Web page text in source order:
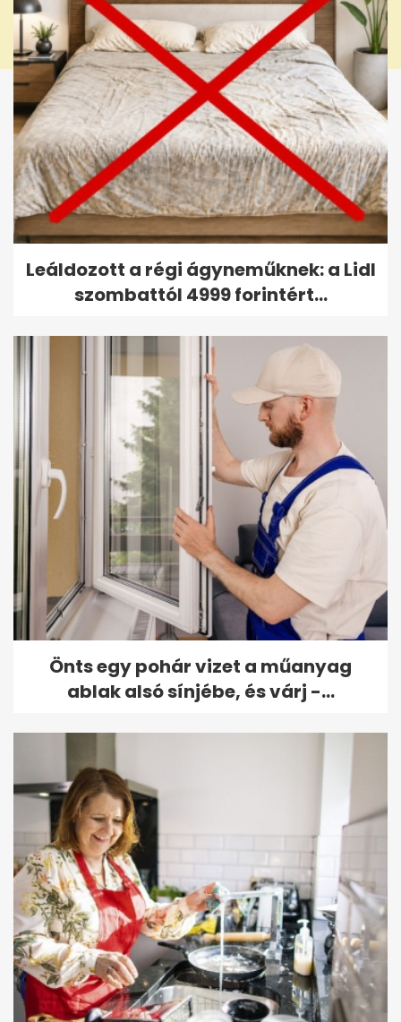
Leáldozott a régi ágyneműknek: a Lidl
szombattól 4999 forintért...
Önts egy pohár vizet a műanyag
ablak alsó sínjébe, és várj -...